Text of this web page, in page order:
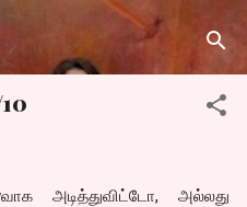
content
அடித்துவிட்டோ, அல்லது